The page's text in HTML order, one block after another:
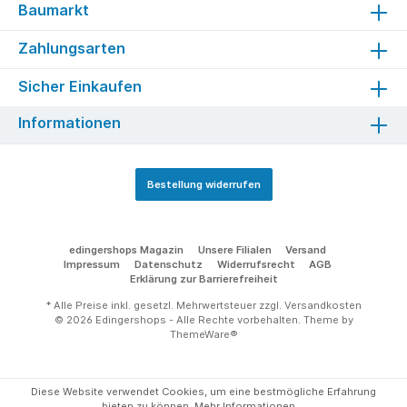
Baumarkt
Zahlungsarten
Sicher Einkaufen
Informationen
Bestellung widerrufen
edingershops Magazin Unsere Filialen
Versand
Impressum
Datenschutz Widerrufsrecht
AGB
Erklärung zur Barrierefreiheit
* Alle Preise inkl. gesetzl. Mehrwertsteuer zzgl. Versandkosten
© 2026 Edingershops - Alle Rechte vorbehalten. Theme by
ThemeWare®
Diese Website verwendet Cookies, um eine bestmögliche Erfahrung